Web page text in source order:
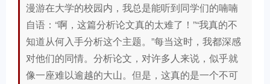
漫游在大学的校园内，我总是能听到同学们的喃喃
自语：“啊，这篇分析论文真的太难了！”“我真的不
知道从何入手分析这个主题。”每当这时，我都深感
对他们的同情。分析论文，对许多人来说，似乎就
像一座难以逾越的大山。但是，这真的是一个不可